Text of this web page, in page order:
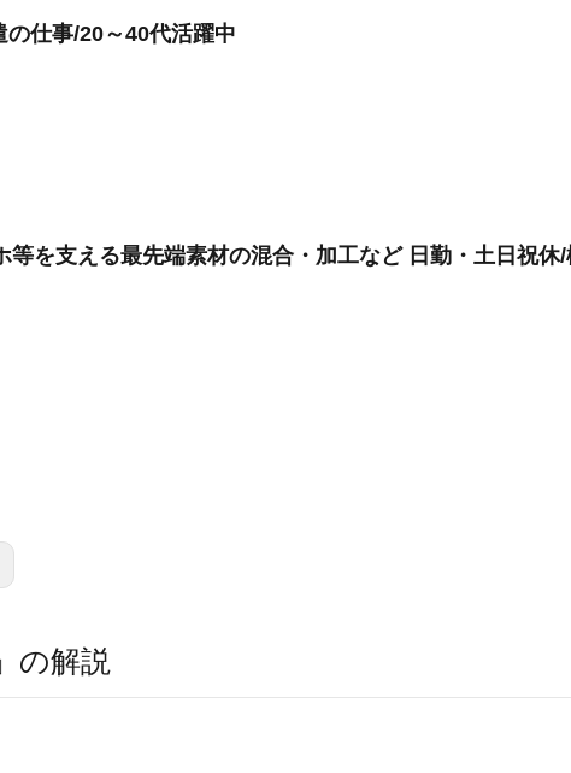
仕事/20～40代活躍中
を支える最先端素材の混合・加工など 日勤・土日祝休
の解説